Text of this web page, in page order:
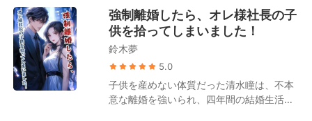
のすべてを見た「男性医師」だったのだ。
「離婚して彼に復讐したいか？」 夜、冷徹
で禁欲的なその男は、彼女を壁に押し当て
うことなく、背伸びをして彼に口付けた。
後になって身勝手な夫は跪き、「離婚して
初めて気づいた、愛しているのは君だった
る。 世間は口を揃えて言う。高橋家の「偽
の令嬢」である高橋優月は才能にあふれた
天上の明月であり、「真の令嬢」である高
橋美咲は取り柄のない泥に過ぎないと。 し
かし、高橋グループの背後で采配を振るっ
ている人物が美咲であることは、誰一人と
して知らなかった。 高橋家の面々が、人々
に羨望される著名なファッションデザイナ
強制離婚したら、オレ様社長の子
供を拾ってしまいました！
鈴木夢
5.0
子供を産めない体質だった清水瞳は、不本
意な離婚を強いられ、四年間の結婚生活に